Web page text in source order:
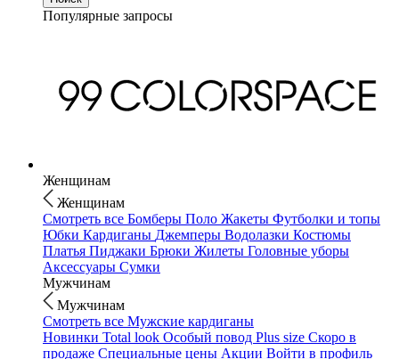
Популярные запросы
Женщинам
Женщинам
Смотреть все Бомберы Поло Жакеты Футболки и топы
Юбки Кардиганы Джемперы Водолазки Костюмы
Платья Пиджаки Брюки Жилеты Головные уборы
Аксессуары Сумки
Мужчинам
Мужчинам
Смотреть все Мужские кардиганы
Новинки Total look Особый повод Plus size Скоро в
продаже Специальные цены Акции Войти в профиль